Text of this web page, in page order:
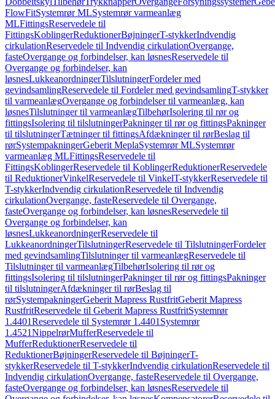
FlowFitSystemrør MLSystemrør varmeanlæg
MLFittingsReservedele til
FittingsKoblingerReduktionerBøjningerT-stykkerIndvendig
cirkulationReservedele til Indvendig cirkulationOvergange,
fasteOvergange og forbindelser, kan løsnesReservedele til
Overgange og forbindelser, kan
løsnesLukkeanordningerTilslutningerFordeler med
gevindsamlingReservedele til Fordeler med gevindsamlingT-stykker
til varmeanlægOvergange og forbindelser til varmeanlæg, kan
løsnesTilslutninger til varmeanlægTilbehørIsolering til rør og
fittingsIsolering til tilslutningerPakninger til rør og fittingsPakninger
til tilslutningerTætninger til fittingsAfdækninger til rørBeslag til
rørSystempakningerGeberit MeplaSystemrør MLSystemrør
varmeanlæg MLFittingsReservedele til
FittingsKoblingerReservedele til KoblingerReduktionerReservedele
til ReduktionerVinkelReservedele til VinkelT-stykkerReservedele til
T-stykkerIndvendig cirkulationReservedele til Indvendig
cirkulationOvergange, fasteReservedele til Overgange,
fasteOvergange og forbindelser, kan løsnesReservedele til
Overgange og forbindelser, kan
løsnesLukkeanordningerReservedele til
LukkeanordningerTilslutningerReservedele til TilslutningerFordeler
med gevindsamlingTilslutninger til varmeanlægReservedele til
Tilslutninger til varmeanlægTilbehørIsolering til rør og
fittingsIsolering til tilslutningerPakninger til rør og fittingsPakninger
til tilslutningerAfdækninger til rørBeslag til
rørSystempakningerGeberit Mapress RustfritGeberit Mapress
RustfritReservedele til Geberit Mapress RustfritSystemrør
1.4401Reservedele til Systemrør 1.4401 Systemrør
1.4521NippelrørMufferReservedele til
MufferReduktionerReservedele til
ReduktionerBøjningerReservedele til BøjningerT-
stykkerReservedele til T-stykkerIndvendig cirkulationReservedele til
Indvendig cirkulationOvergange, fasteReservedele til Overgange,
fasteOvergange og forbindelser, kan løsnesReservedele til